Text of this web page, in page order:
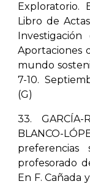
Exploratorio.
Libro de
Aportaciones
mundo
7-10.
(G)
33.
BLANCO-
profesorado
En F. Cañada